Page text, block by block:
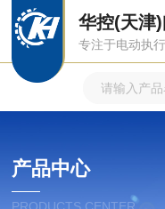
华控(天津)
专注于电动执
产品中心